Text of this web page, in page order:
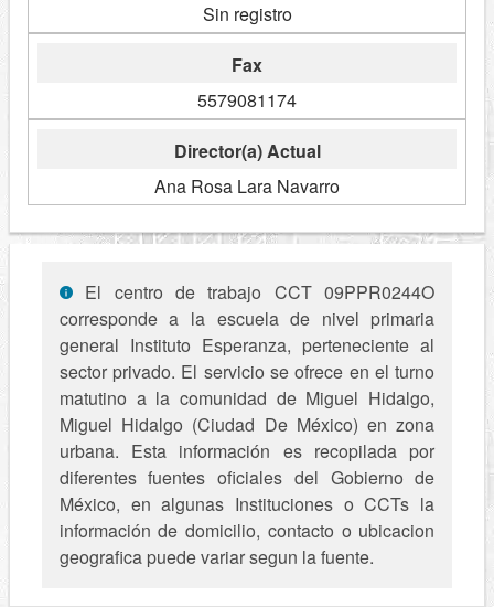
Sin registro
Fax
5579081174
Director(a) Actual
Ana Rosa Lara Navarro
El centro de trabajo CCT 09PPR0244O
corresponde a la escuela de nivel primaria
general Instituto Esperanza, perteneciente al
sector privado. El servicio se ofrece en el turno
matutino a la comunidad de Miguel Hidalgo,
Miguel Hidalgo (Ciudad De México) en zona
urbana. Esta información es recopilada por
diferentes fuentes oficiales del Gobierno de
México, en algunas Instituciones o CCTs la
información de domicilio, contacto o ubicacion
geografica puede variar segun la fuente.